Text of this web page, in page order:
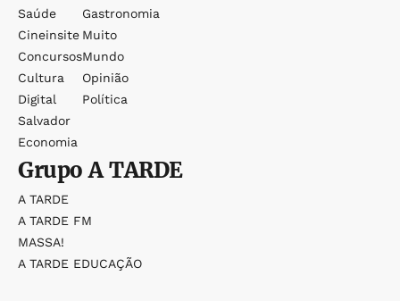
Saúde
Cineinsite
Concursos
Cultura
Digital
Salvador
Economia
Gastronomia
Muito
Mundo
Opinião
Política
GrupoA TARDE
A TARDE
A TARDE FM
MASSA!
A TARDE EDUCAÇÃO